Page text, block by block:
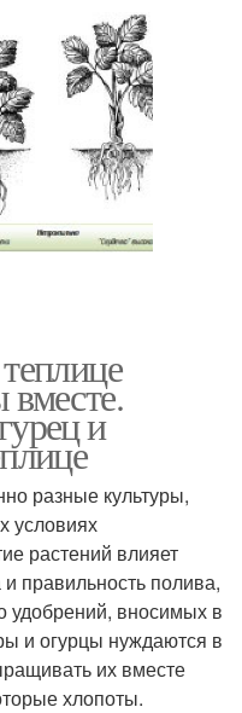
и
разные культуры,
условиях
растений влияет
правильность полива,
удобрений, вносимых в
и огурцы нуждаются в
их вместе
хлопоты.